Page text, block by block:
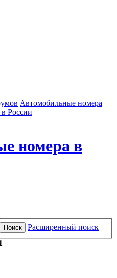
Автомобильные номера
России
номера в
Поиск
Расширенный поиск
1